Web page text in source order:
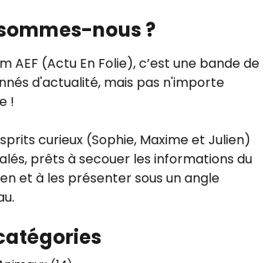
nous ?
AEF (Actu En Folie), c’est une bande de
d'actualité, mais pas n'importe
!
curieux (Sophie, Maxime et Julien)
prêts à secouer les informations du
et à les présenter sous un angle